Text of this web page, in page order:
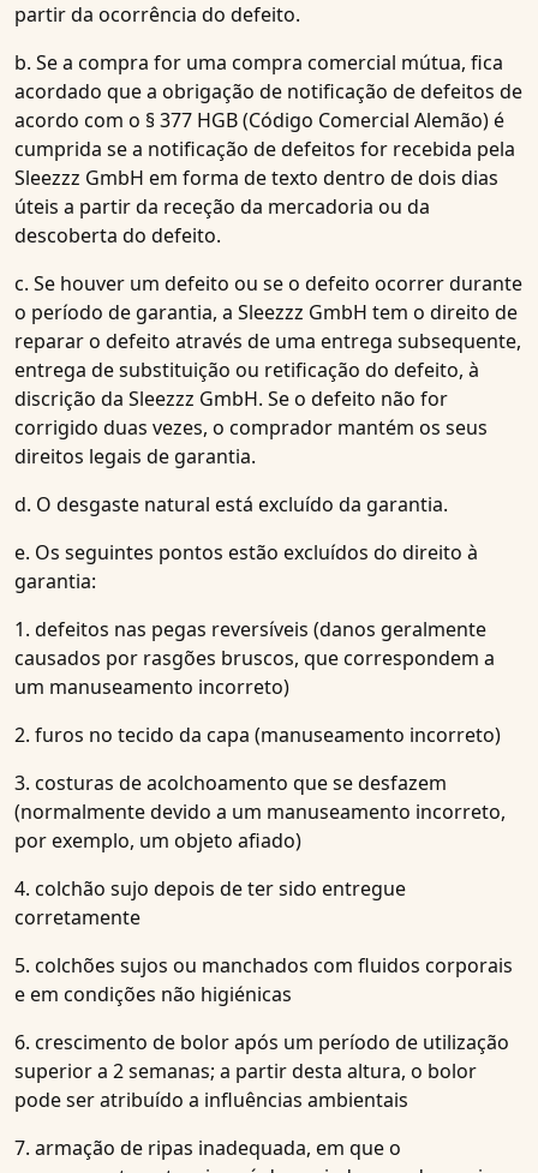
partir da ocorrência do defeito.
b. Se a compra for uma compra comercial mútua, fica
acordado que a obrigação de notificação de defeitos de
acordo com o § 377 HGB (Código Comercial Alemão) é
cumprida se a notificação de defeitos for recebida pela
Sleezzz GmbH em forma de texto dentro de dois dias
úteis a partir da receção da mercadoria ou da
descoberta do defeito.
c. Se houver um defeito ou se o defeito ocorrer durante
o período de garantia, a Sleezzz GmbH tem o direito de
reparar o defeito através de uma entrega subsequente,
entrega de substituição ou retificação do defeito, à
discrição da Sleezzz GmbH. Se o defeito não for
corrigido duas vezes, o comprador mantém os seus
direitos legais de garantia.
d. O desgaste natural está excluído da garantia.
e. Os seguintes pontos estão excluídos do direito à
garantia:
1. defeitos nas pegas reversíveis (danos geralmente
causados por rasgões bruscos, que correspondem a
um manuseamento incorreto)
2. furos no tecido da capa (manuseamento incorreto)
3. costuras de acolchoamento que se desfazem
(normalmente devido a um manuseamento incorreto,
por exemplo, um objeto afiado)
4. colchão sujo depois de ter sido entregue
corretamente
5. colchões sujos ou manchados com fluidos corporais
e em condições não higiénicas
6. crescimento de bolor após um período de utilização
superior a 2 semanas; a partir desta altura, o bolor
pode ser atribuído a influências ambientais
7. armação de ripas inadequada, em que o